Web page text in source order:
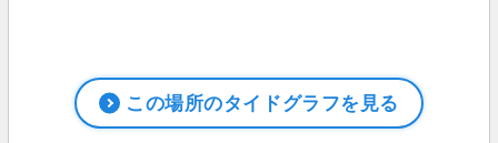
この場所のタイドグラフを見る